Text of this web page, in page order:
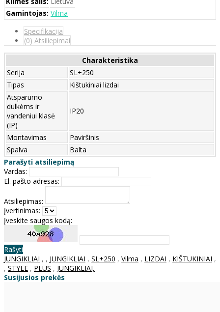
Gamintojas: Vilma
Specifikacija
(0) Atsiliepimai
Charakteristika
Serija
SL+250
Tipas
Kištukiniai lizdai
Atsparumo
dulkėms ir
vandeniui klasė
(IP)
IP20
Montavimas
Paviršinis
Spalva
Balta
Parašyti atsiliepimą
Vardas:
El. pašto adresas:
Atsiliepimas:
Įvertinimas:
Įveskite saugos kodą:
Rašyti
JUNGIKLIAI , , JUNGIKLIAI , SL+250 , Vilma , LIZDAI , KIŠTUKINIAI ,
, STYLE , PLUS , JUNGIKLIAI,
Susijusios prekės